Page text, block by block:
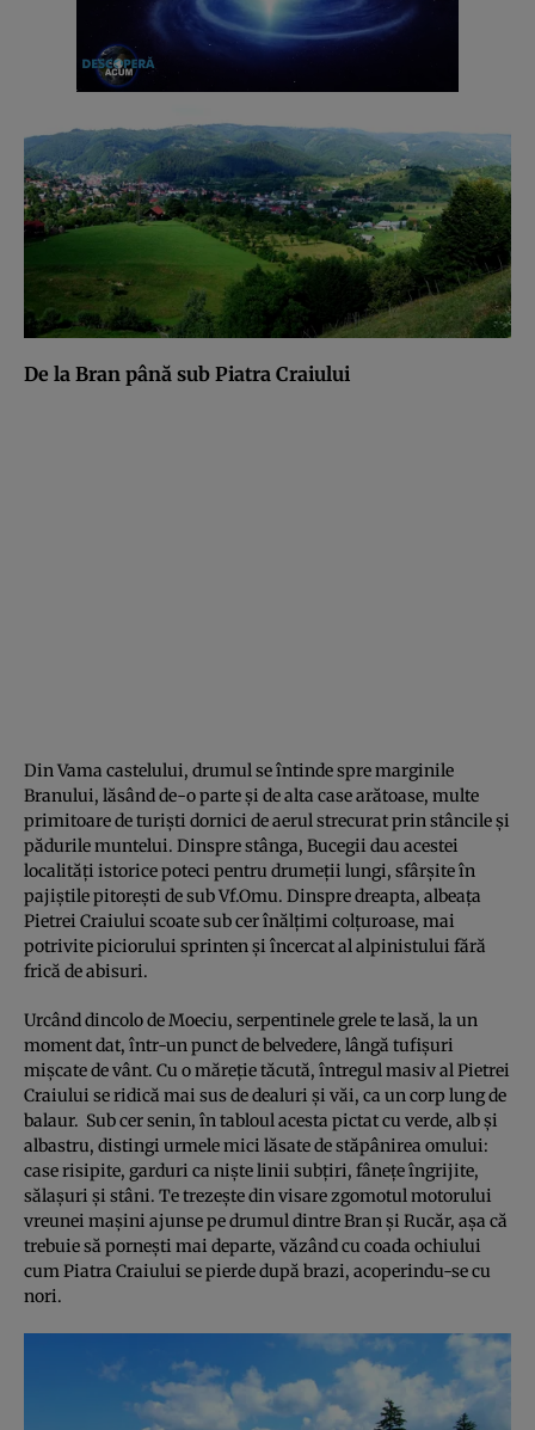
De la Bran până sub Piatra Craiului
Din Vama castelului, drumul se întinde spre marginile
Branului, lăsând de-o parte şi de alta case arătoase, multe
primitoare de turişti dornici de aerul strecurat prin stâncile şi
pădurile muntelui. Dinspre stânga, Bucegii dau acestei
localităţi istorice poteci pentru drumeţii lungi, sfârşite în
pajiştile pitoreşti de sub Vf.Omu. Dinspre dreapta, albeaţa
Pietrei Craiului scoate sub cer înălţimi colţuroase, mai
potrivite piciorului sprinten şi încercat al alpinistului fără
frică de abisuri.
Urcând dincolo de Moeciu, serpentinele grele te lasă, la un
moment dat, într-un punct de belvedere, lângă tufişuri
mişcate de vânt. Cu o măreţie tăcută, întregul masiv al Pietrei
Craiului se ridică mai sus de dealuri şi văi, ca un corp lung de
balaur. Sub cer senin, în tabloul acesta pictat cu verde, alb şi
albastru, distingi urmele mici lăsate de stăpânirea omului:
case risipite, garduri ca nişte linii subţiri, fâneţe îngrijite,
sălaşuri şi stâni. Te trezeşte din visare zgomotul motorului
vreunei maşini ajunse pe drumul dintre Bran şi Rucăr, aşa că
trebuie să porneşti mai departe, văzând cu coada ochiului
cum Piatra Craiului se pierde după brazi, acoperindu-se cu
nori.